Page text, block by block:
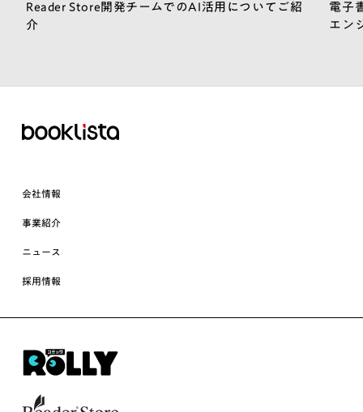
Reader Store開発チームでのAI活用についてご紹
介
電子
エン
会社情報
事業紹介
ニュース
採用情報